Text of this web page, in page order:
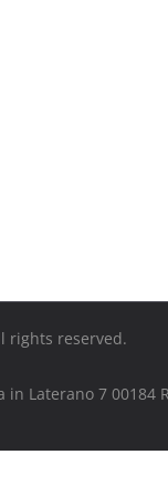
rights reserved.
in Laterano 7 00184